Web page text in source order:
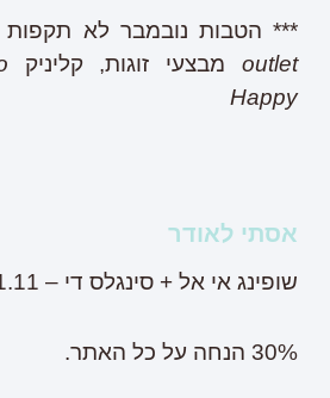
*** הטבות נובמבר לא
outletמבצעי זוגות, קליניק
Happy
אסתי לאודר
שופינג אי אל + סינגלס די – 9-11.11
30% הנחה על כל האתר.